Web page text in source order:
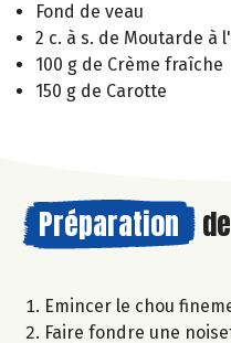
Fond de veau
2 c. à s. de Moutarde à
100 g de Crème fraîche
150 g de Carotte
Préparation
Emincer le chou
Faire fondre une